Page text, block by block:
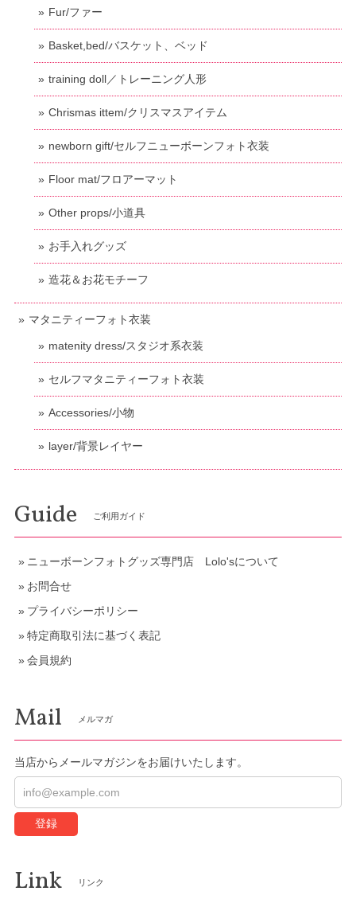
Fur/ファー
Basket,bed/バスケット、ベッド
training doll／トレーニング人形
Chrismas ittem/クリスマスアイテム
newborn gift/セルフニューボーンフォト衣装
Floor mat/フロアーマット
Other props/小道具
お手入れグッズ
造花＆お花モチーフ
マタニティーフォト衣装
matenity dress/スタジオ系衣装
セルフマタニティーフォト衣装
Accessories/小物
layer/背景レイヤー
Guide ご利用ガイド
ニューボーンフォトグッズ専門店 Lolo'sについて
お問合せ
プライバシーポリシー
特定商取引法に基づく表記
会員規約
Mail メルマガ
当店からメールマガジンをお届けいたします。
登録
Link リンク